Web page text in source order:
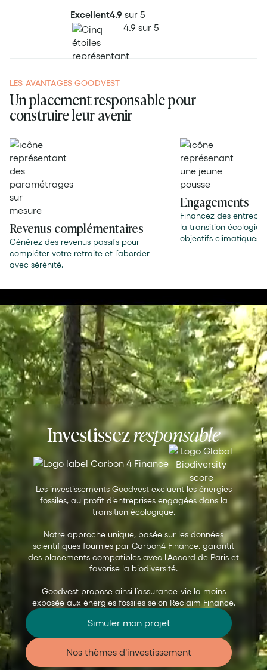
Excellent4.9 sur 5
4.9 sur 5
LES AVANTAGES GOODVEST
Un placement responsable pour
construire leur avenir
Revenus complémentaires
Générez des revenus passifs pour
compléter votre retraite et l’aborder
avec sérénité.
Engagements
Financez des
la transition
objectifs climatiques
Investissezresponsable
Les investissements Goodvest excluent les énergies
fossiles, au profit d’entreprises engagées dans la
transition écologique.
Notre approche unique, basée sur les données
scientifiques fournies par Carbon4 Finance, garantit
des placements compatibles avec l'Accord de Paris et
favorise la biodiversité.
Goodvest propose ainsi l’assurance-vie la moins
exposée aux énergies fossiles selon Reclaim Finance.
Simuler mon projet
Nos thèmes d'investissement